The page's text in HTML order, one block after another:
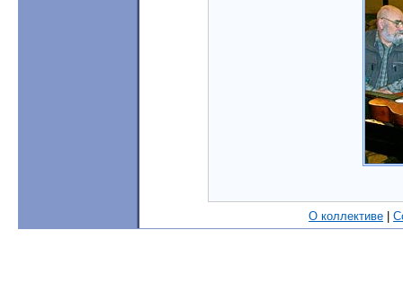
О коллективе